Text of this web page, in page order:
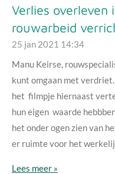
Verlies overleven
rouwarbeid
25 jan 2021 14:34
Manu Keirse,
kunt omgaan met
het filmpje hiernaast
hun eigen waarde
het onder ogen zien van
er ruimte voor het
Lees meer »